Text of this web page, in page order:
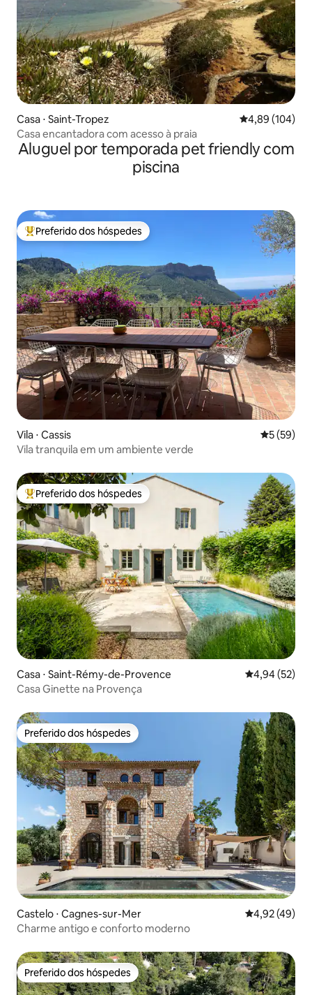
Casa ⋅ Saint-Tropez 4,89 de uma
4,89 (104)
Casa encantadora com acesso à praia
Aluguel por temporada pet friendly com
piscina
Entre os melhores preferidos dos hóspedes
Preferido dos hóspedes
Vila ⋅ Cassis 5 de uma
5 (59)
Vila tranquila em um ambiente verde
Entre os melhores preferidos dos hóspedes
Preferido dos hóspedes
Casa ⋅ Saint-Rémy-de-Provence 4,94 de uma
4,94 (52)
Casa Ginette na Provença
Preferido dos hóspedes
Preferido dos hóspedes
Castelo ⋅ Cagnes-sur-Mer 4,92 de uma
4,92 (49)
Charme antigo e conforto moderno
Preferido dos hóspedes
Preferido dos hóspedes